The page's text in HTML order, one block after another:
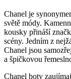
Chanel je
světě módy.
kousky přináší
⁤scény. Jedním z
Chanel jsou
a špičkovou
Chanel boty